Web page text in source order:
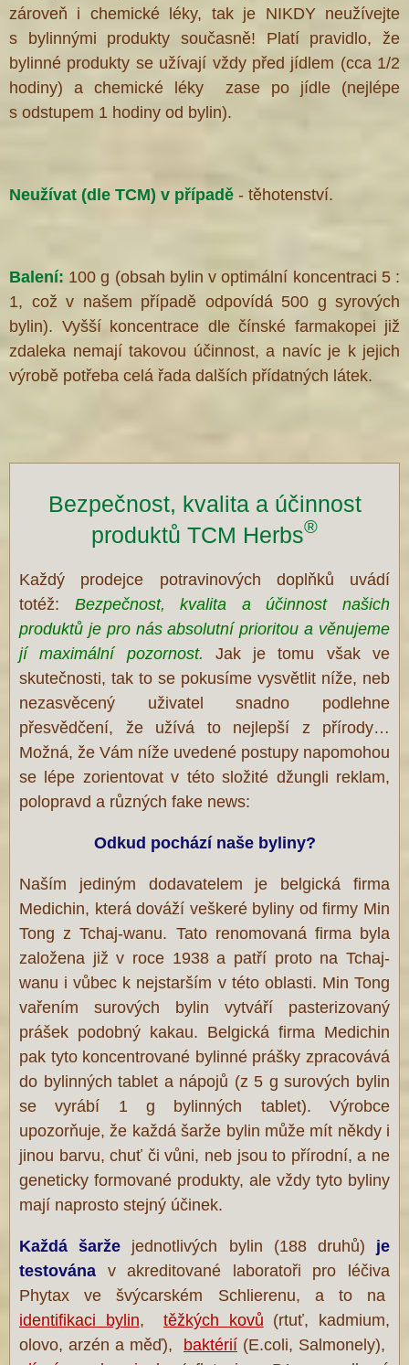
zároveň i chemické léky, tak je NIKDY neužívejte
s bylinnými produkty současně! Platí pravidlo, že
bylinné produkty se užívají vždy před jídlem (cca 1/2
hodiny) a chemické léky zase po jídle (nejlépe
s odstupem 1 hodiny od bylin).
Neužívat (dle TCM) v případě - těhotenství.
Balení: 100 g (obsah bylin v optimální koncentraci 5 :
1, což v našem případě odpovídá 500 g syrových
bylin). Vyšší koncentrace dle čínské farmakopei již
zdaleka nemají takovou účinnost, a navíc je k jejich
výrobě potřeba celá řada dalších přídatných látek.
Bezpečnost, kvalita a účinnost
produktů TCM Herbs®
Každý prodejce potravinových doplňků uvádí
totéž: Bezpečnost, kvalita a účinnost našich
produktů je pro nás absolutní prioritou a věnujeme
jí maximální pozornost. Jak je tomu však ve
skutečnosti, tak to se pokusíme vysvětlit níže, neb
nezasvěcený uživatel snadno podlehne
přesvědčení, že užívá to nejlepší z přírody…
Možná, že Vám níže uvedené postupy napomohou
se lépe zorientovat v této složité džungli reklam,
polopravd a různých fake news:
Odkud pochází naše byliny?
Naším jediným dodavatelem je belgická firma
Medichin, která dováží veškeré byliny od firmy Min
Tong z Tchaj-wanu. Tato renomovaná firma byla
založena již v roce 1938 a patří proto na Tchaj-
wanu i vůbec k nejstarším v této oblasti. Min Tong
vařením surových bylin vytváří pasterizovaný
prášek podobný kakau. Belgická firma Medichin
pak tyto koncentrované bylinné prášky zpracovává
do bylinných tablet a nápojů (z 5 g surových bylin
se vyrábí 1 g bylinných tablet). Výrobce
upozorňuje, že každá šarže bylin může mít někdy i
jinou barvu, chuť či vůni, neb jsou to přírodní, a ne
geneticky formované produkty, ale vždy tyto byliny
mají naprosto stejný účinek.
Každá šarže jednotlivých bylin (188 druhů) je
testována v akreditované laboratoři pro léčiva
Phytax ve švýcarském Schlierenu, a to na
identifikaci bylin,těžkých kovů (rtuť, kadmium,
olovo, arzén a měď), baktérií (E.coli, Salmonely),